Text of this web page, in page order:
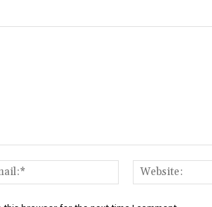
Email:*